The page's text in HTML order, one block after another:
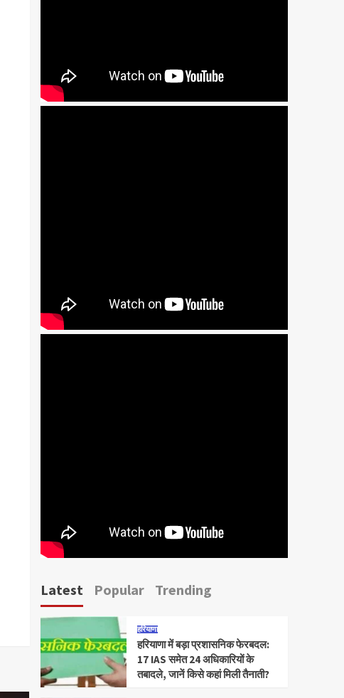
Latest Popular Trending
हरियाणा
हरियाणा में बड़ा प्रशासनिक फेरबदल:
17 IAS समेत 24 अधिकारियों के
तबादले, जानें किसे कहां मिली तैनाती?